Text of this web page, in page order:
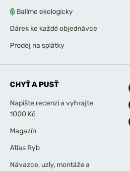
Balíme ekologicky
Dárek ke každé objednávce
Prodej na splátky
CHYŤ A PUSŤ
Napište recenzi a vyhrajte
1000 Kč
Magazín
Atlas Ryb
Návazce, uzly, montáže a